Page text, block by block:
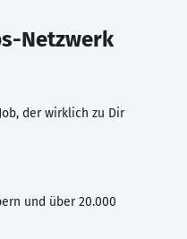
Netzwerk
der wirklich zu Dir
und über 20.000